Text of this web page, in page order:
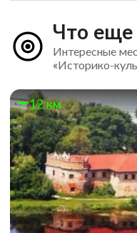
Что еще
Интересные
«Историко-
12 км